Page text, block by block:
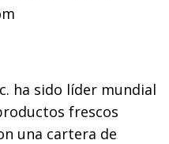
ha sido líder mundial
frescos
una cartera de